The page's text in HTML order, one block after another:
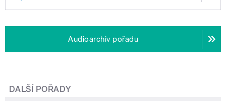
Audioarchiv pořadu
DALŠÍ POŘADY